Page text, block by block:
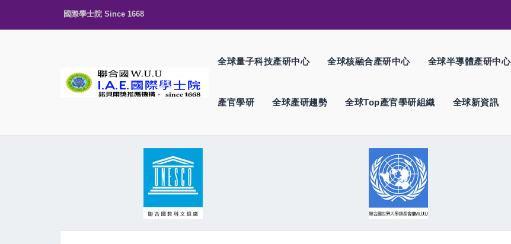
國際學士院 Since 1668
全球量子科技產研中心 全球核融合產研中心 全球半導體產研中心
產官學研 全球產研趨勢 全球Top產官學研組織 全球新資訊